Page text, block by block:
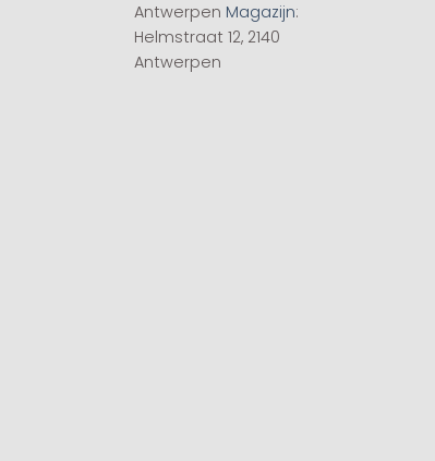
Antwerpen Magazijn:
Helmstraat 12, 2140
Antwerpen